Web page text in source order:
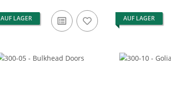
AUF LAGER AUF LAGER